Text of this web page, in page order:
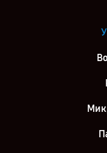
Ремонт
Ремонт